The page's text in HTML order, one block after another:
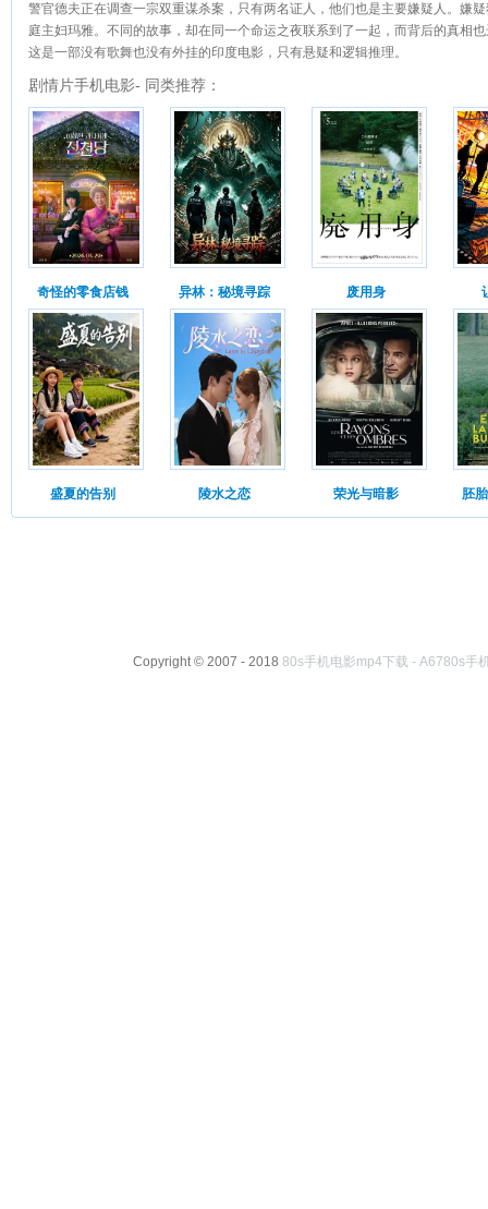
警官德夫正在调查一宗双重谋杀案，只有两名证人，他们也是主要嫌疑人。嫌
庭主妇玛雅。不同的故事，却在同一个命运之夜联系到了一起，而背后的真相
这是一部没有歌舞也没有外挂的印度电影，只有悬疑和逻辑推理。
剧情片手机电影- 同类推荐：
奇怪的零食店钱 异林：秘境寻踪 废用身
盛夏的告别 陵水之恋 荣光与暗影 胚
Copyright © 2007 - 2018 80s手机电影mp4下载 - A6780s手